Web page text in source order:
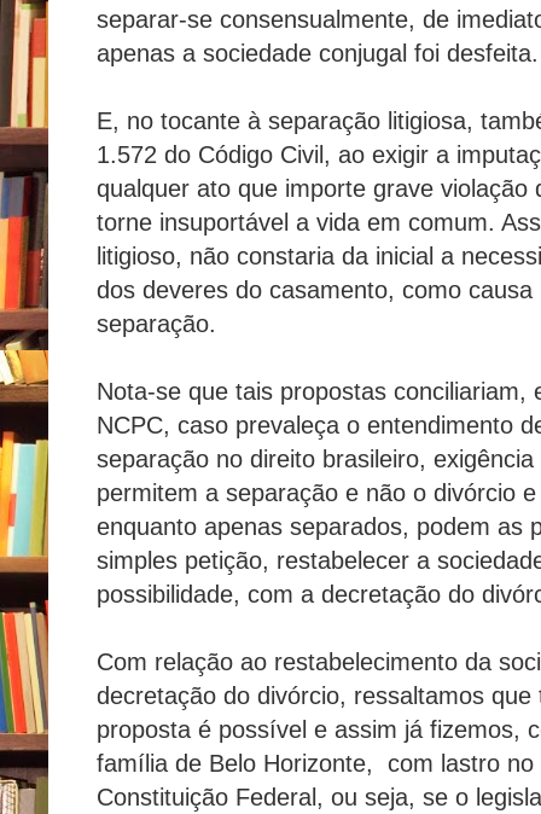
separar-se consensualmente, de
apenas a sociedade conjugal foi desfeita.
E, no tocante à separação litigiosa,
1.572 do Código Civil, ao exigir a
qualquer ato que importe grave violação
torne insuportável a vida em comum.
litigioso, não constaria da inicial a
dos deveres do casamento, como
separação.
Nota-se que tais propostas conciliariam,
NCPC, caso prevaleça o entendimento
separação no direito brasileiro,
permitem a separação e não o divórcio
enquanto apenas separados, podem as
simples petição, restabelecer a
possibilidade, com a decretação do
Com relação ao restabelecimento da
decretação do divórcio, ressaltamos
proposta é possível e assim já fizemos,
família de Belo Horizonte, com lastro no
Constituição Federal, ou seja, se o